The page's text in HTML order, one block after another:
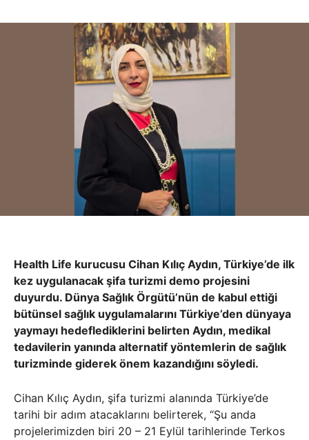
Health Life kurucusu Cihan Kılıç Aydın, Türkiye’de ilk
kez uygulanacak şifa turizmi demo projesini
duyurdu. Dünya Sağlık Örgütü’nün de kabul ettiği
bütünsel sağlık uygulamalarını Türkiye’den dünyaya
yaymayı hedeflediklerini belirten Aydın, medikal
tedavilerin yanında alternatif yöntemlerin de sağlık
turizminde giderek önem kazandığını söyledi.
Cihan Kılıç Aydın, şifa turizmi alanında Türkiye’de
tarihi bir adım atacaklarını belirterek, “Şu anda
projelerimizden biri 20 – 21 Eylül tarihlerinde Terkos